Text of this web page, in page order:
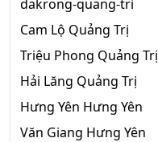
dakrong-quang-tri
Cam Lộ Quảng Trị
Triệu Phong Quảng Trị
Hải Lăng Quảng Trị
Hưng Yên Hưng Yên
Văn Giang Hưng Yên